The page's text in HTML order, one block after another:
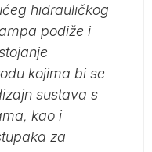
hidrauličkog
podiže i
kojima bi se
sustava s
kao i
za